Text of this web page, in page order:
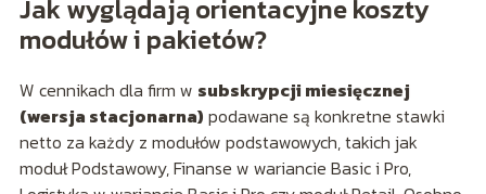
Jak wyglądają orientacyjne koszty
modułów i pakietów?
W cennikach dla firm w subskrypcji miesięcznej
(wersja stacjonarna) podawane są konkretne stawki
netto za każdy z modułów podstawowych, takich jak
moduł Podstawowy, Finanse w wariancie Basic i Pro,